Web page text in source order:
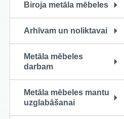
Biroja metāla mēbeles
Arhīvam un noliktavai
Metāla mēbeles
darbam
Metāla mēbeles mantu
uzglabāšanai